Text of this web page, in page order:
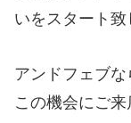
いをスタート致
アンドフェブ
この機会にご来